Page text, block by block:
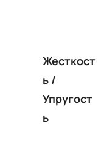
Жесткост
ь /
Упругост
ь